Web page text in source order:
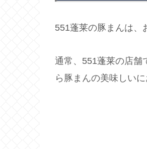
551蓬莱の豚まんは、
通常、551蓬莱の店舗
ら豚まんの美味しい